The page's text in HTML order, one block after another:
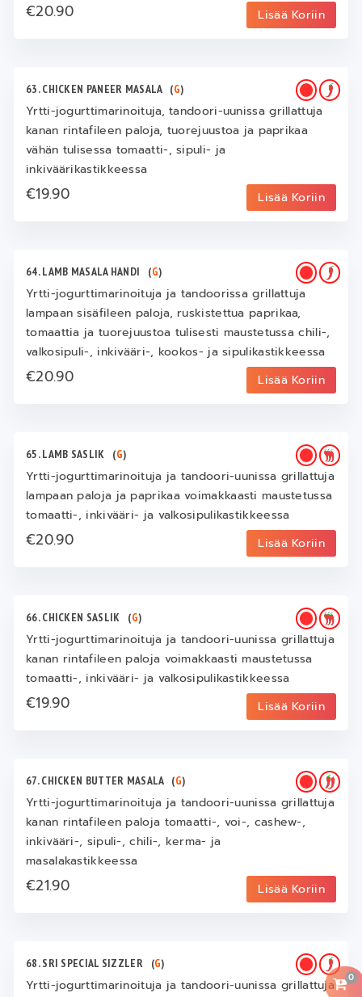
0
€20.90 Lisää Koriin
63. CHICKEN PANEER MASALA (G)
Yrtti-jogurttimarinoituja, tandoori-uunissa grillattuja
kanan rintafileen paloja, tuorejuustoa ja paprikaa
vähän tulisessa tomaatti-, sipuli- ja
inkiväärikastikkeessa
€19.90 Lisää Koriin
64. LAMB MASALA HANDI (G)
Yrtti-jogurttimarinoituja ja tandoorissa grillattuja
lampaan sisäfileen paloja, ruskistettua paprikaa,
tomaattia ja tuorejuustoa tulisesti maustetussa chili-,
valkosipuli-, inkivääri-, kookos- ja sipulikastikkeessa
€20.90 Lisää Koriin
65. LAMB SASLIK (G)
Yrtti-jogurttimarinoituja ja tandoori-uunissa grillattuja
lampaan paloja ja paprikaa voimakkaasti maustetussa
tomaatti-, inkivääri- ja valkosipulikastikkeessa
€20.90 Lisää Koriin
66. CHICKEN SASLIK (G)
Yrtti-jogurttimarinoituja ja tandoori-uunissa grillattuja
kanan rintafileen paloja voimakkaasti maustetussa
tomaatti-, inkivääri- ja valkosipulikastikkeessa
€19.90 Lisää Koriin
67. CHICKEN BUTTER MASALA (G)
Yrtti-jogurttimarinoituja ja tandoori-uunissa grillattuja
kanan rintafileen paloja tomaatti-, voi-, cashew-,
inkivääri-, sipuli-, chili-, kerma- ja
masalakastikkeessa
€21.90 Lisää Koriin
68. SRI SPECIAL SIZZLER (G)
Yrtti-jogurttimarinoituja ja tandoori-uunissa grillattuja